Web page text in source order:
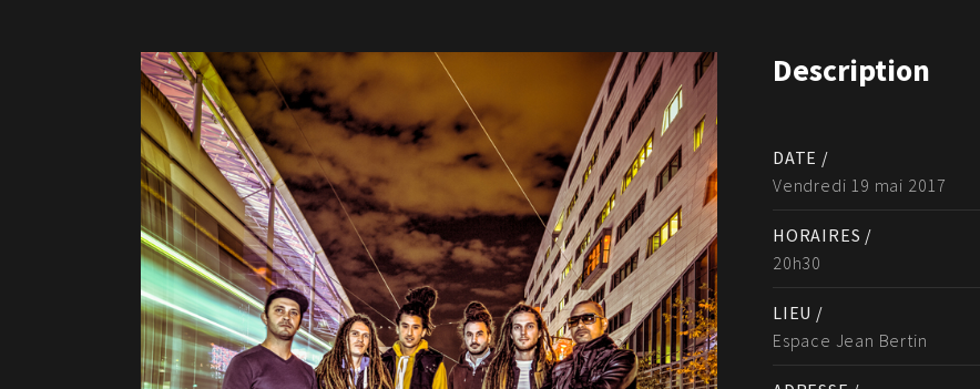
Description
DATE /
Vendredi 19 mai 2017
HORAIRES /
20h30
LIEU /
Espace Jean Bertin